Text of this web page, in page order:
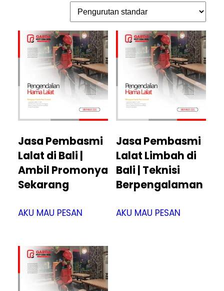
Jasa Pembasmi
Lalat di Bali |
Ambil Promonya
Sekarang
AKU MAU PESAN
Jasa Pembasmi
Lalat Limbah di
Bali | Teknisi
Berpengalaman
AKU MAU PESAN